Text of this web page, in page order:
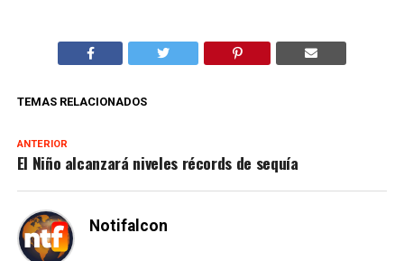
TEMAS RELACIONADOS
ANTERIOR
El Niño alcanzará niveles récords de sequía
Notifalcon